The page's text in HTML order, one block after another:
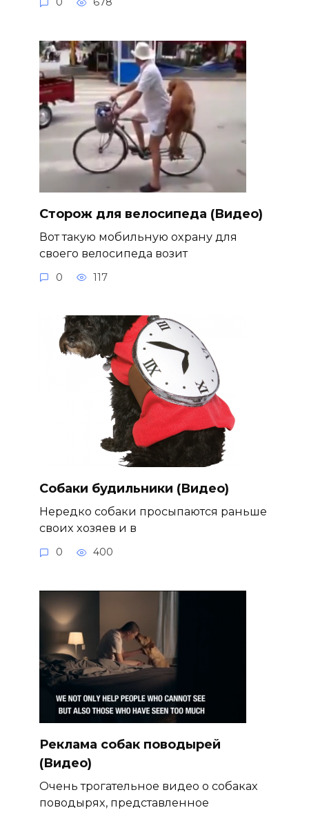
Сторож для велосипеда (Видео)
Вот такую мобильную охрану для
своего велосипеда возит
0 117
Собаки будильники (Видео)
Нередко собаки просыпаются раньше
своих хозяев и в
0 400
Реклама собак поводырей
(Видео)
Очень трогательное видео о собаках
поводырях, представленное